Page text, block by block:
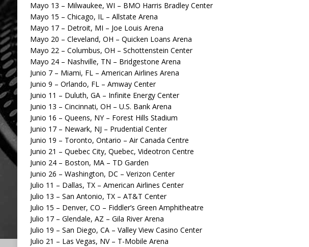
Mayo 13 – Milwaukee, WI – BMO Harris Bradley Center
Mayo 15 – Chicago, IL – Allstate Arena
Mayo 17 – Detroit, MI – Joe Louis Arena
Mayo 20 – Cleveland, OH – Quicken Loans Arena
Mayo 22 – Columbus, OH – Schottenstein Center
Mayo 24 – Nashville, TN – Bridgestone Arena
Junio 7 – Miami, FL – American Airlines Arena
Junio 9 – Orlando, FL – Amway Center
Junio 11 – Duluth, GA – Infinite Energy Center
Junio 13 – Cincinnati, OH – U.S. Bank Arena
Junio 16 – Queens, NY – Forest Hills Stadium
Junio 17 – Newark, NJ – Prudential Center
Junio 19 – Toronto, Ontario – Air Canada Centre
Junio 21 – Quebec City, Quebec, Videotron Centre
Junio 24 – Boston, MA – TD Garden
Junio 26 – Washington, DC – Verizon Center
Julio 11 – Dallas, TX – American Airlines Center
Julio 13 – San Antonio, TX – AT&T Center
Julio 15 – Denver, CO – Fiddler’s Green Amphitheatre
Julio 17 – Glendale, AZ – Gila River Arena
Julio 19 – San Diego, CA – Valley View Casino Center
Julio 21 – Las Vegas, NV – T-Mobile Arena